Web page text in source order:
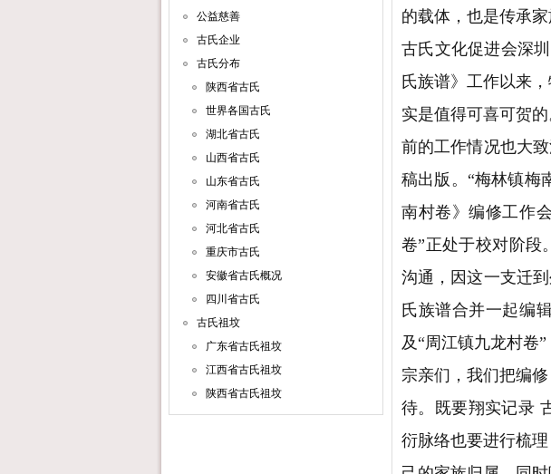
公益慈善
古氏企业
古氏分布
陕西省古氏
世界各国古氏
湖北省古氏
山西省古氏
山东省古氏
河南省古氏
河北省古氏
重庆市古氏
安徽省古氏概况
四川省古氏
古氏祖坟
广东省古氏祖坟
江西省古氏祖坟
陕西省古氏祖坟
的载体，也是传承家
古氏文化促进会深
氏族谱》工作以来
实是值得可喜可贺
前的工作情况也大
稿出版。“梅林镇梅
南村卷》编修工作
卷”正处于校对阶段
沟通，因这一支迁
氏族谱合并一起编
及“周江镇九龙村卷
宗亲们，我们把编
待。既要翔实记录
衍脉络也要进行梳